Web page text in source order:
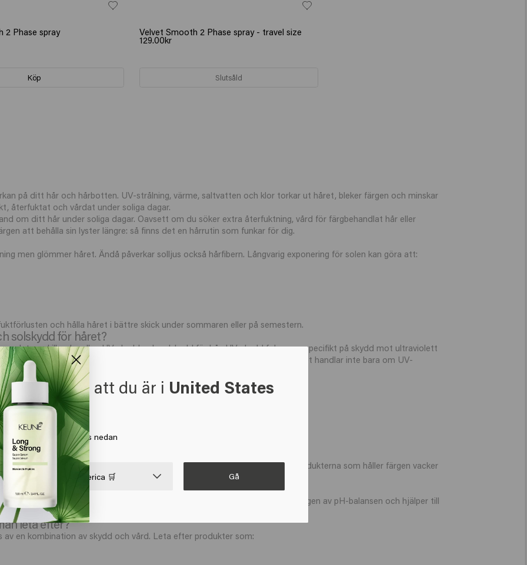
2 Phase spray
Köp
Velvet Smooth 2 Phase spray - travel size
129.00kr
Slutsåld
på ditt hår och hårbotten. UV-strålning, värme, saltvatten och klor torkar ut håret, bleker färgen och minskar
återfuktat och vårdat under soliga dagar.
om ditt hår under soliga dagar. Oavsett om du söker extra återfuktning, vård för färgbehandlat hår eller
att behålla sin lyster längre: så finns det en hårrutin som funkar för dig.
men glömmer håret. Ändå påverkar solljus också hårfibern. Långvarig exponering för solen kan göra att:
och hålla håret i bättre skick under sommaren eller på semestern.
solskydd för håret?
det en skillnad mellan UV-skydd ochsolskyddför hår. UV-skydd fokuserar specifikt på skydd mot ultraviolett
förlust av glans och torrhet i håret. Solskydd för håret är bredare. Det handlar inte bara om UV-
och sommarförhållanden, till exempel:
för solen.
och skydd mot uttorkning orsakad av solen.
Conditioner Color Brillianz Mask Color Brillianz Protect Sprayär produkterna som håller färgen vacker
för UV-färgskydd.
val. Denna närande spray hjälper till att återfukta håret, stöder återställningen av pH-balansen och hjälper till
leta efter?
en kombination av skydd och vård. Leta efter produkter som:
verkar som att du är i United States
på Gå eller välj din plats nedan
United States of America 🛒 Gå